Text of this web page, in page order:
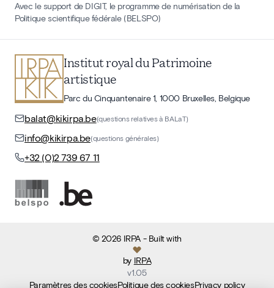
Avec le support de DIGIT, le programme de numérisation de la
Politique scientifique fédérale (BELSPO)
Institut royal du Patrimoine
artistique
Parc du Cinquantenaire 1, 1000 Bruxelles, Belgique
balat@kikirpa.be(questions relatives à BALaT)
info@kikirpa.be(questions générales)
+32 (0)2 739 67 11
©2026 IRPA- Built with
by IRPA
v1.05
Paramètres des cookiesPolitique des cookiesPrivacy policy